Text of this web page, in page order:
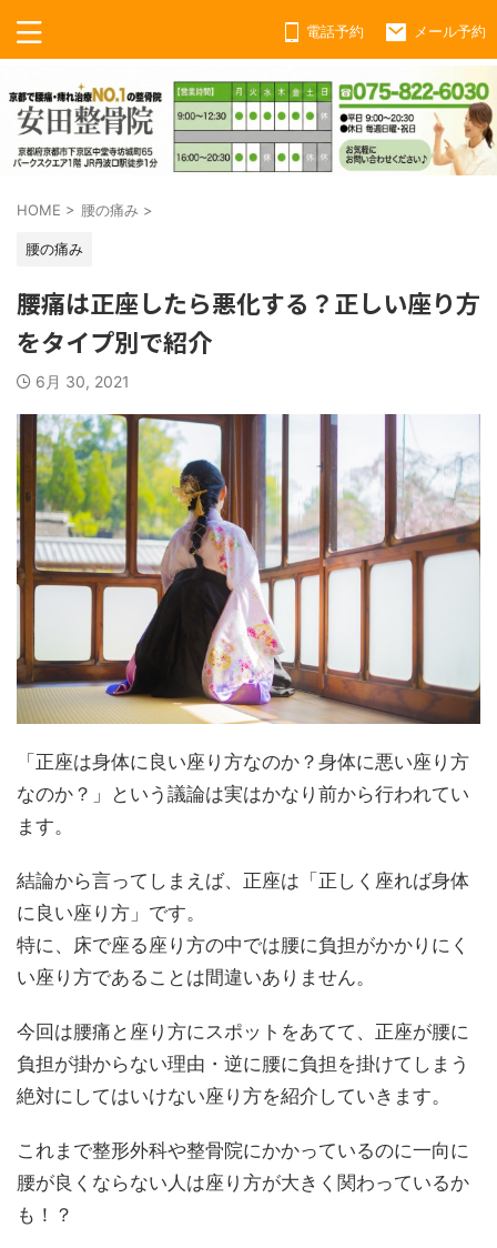
電話予約 メール予約
HOME > 腰の痛み >
腰の痛み
腰痛は正座したら悪化する？正しい座り方
をタイプ別で紹介
6月 30, 2021
「正座は身体に良い座り方なのか？身体に悪い座り方
なのか？」という議論は実はかなり前から行われてい
ます。
結論から言ってしまえば、正座は「正しく座れば身体
に良い座り方」です。
特に、床で座る座り方の中では腰に負担がかかりにく
い座り方であることは間違いありません。
今回は腰痛と座り方にスポットをあてて、正座が腰に
負担が掛からない理由・逆に腰に負担を掛けてしまう
絶対にしてはいけない座り方を紹介していきます。
これまで整形外科や整骨院にかかっているのに一向に
腰が良くならない人は座り方が大きく関わっているか
も！？